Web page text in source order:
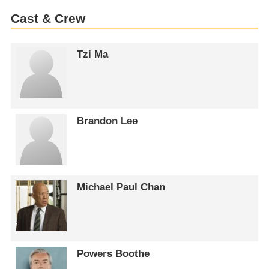
Cast & Crew
Tzi Ma
Brandon Lee
Michael Paul Chan
Powers Boothe